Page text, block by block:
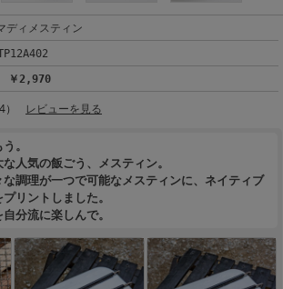
ディメスティン
￥2,970
） レビューを見る
。
人気の飯ごう、メスティン。
調理が一つで可能なメスティンに、ネイティブ
リントしました。
分流に楽しんで。